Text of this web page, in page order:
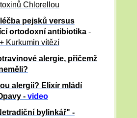
Chlorellou
pejsků versus
ortodoxní antibiotika -
Kurkumin vítězí
alergie, přičemž
alergii? Elixír mládí
- video
bylinkář" -